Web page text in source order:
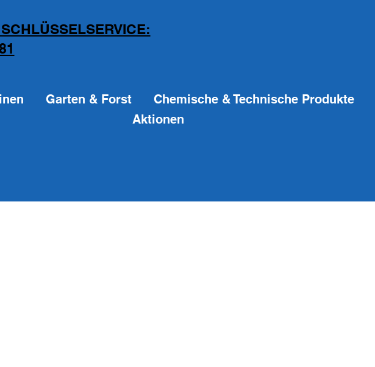
Garten & Forst
Chemische & Technische Produkte
Aktionen